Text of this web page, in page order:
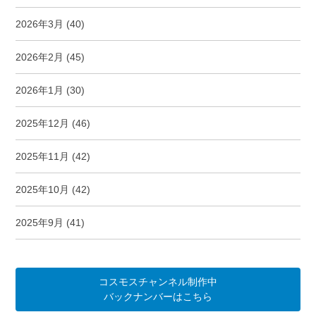
2026年3月 (40)
2026年2月 (45)
2026年1月 (30)
2025年12月 (46)
2025年11月 (42)
2025年10月 (42)
2025年9月 (41)
コスモスチャンネル制作中
バックナンバーはこちら